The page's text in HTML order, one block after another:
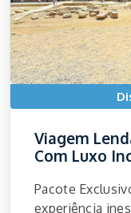
Viagem
Com Luxo
Pacote
experiência